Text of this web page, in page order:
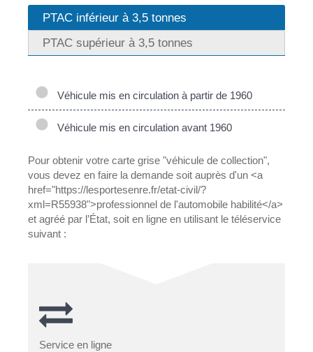
PTAC inférieur à 3,5 tonnes
PTAC supérieur à 3,5 tonnes
Véhicule mis en circulation à partir de 1960
Véhicule mis en circulation avant 1960
Pour obtenir votre carte grise "véhicule de collection",
vous devez en faire la demande soit auprès d'un <a
href="https://lesportesenre.fr/etat-civil/?
xml=R55938">professionnel de l'automobile habilité</a>
et agréé par l’État, soit en ligne en utilisant le téléservice
suivant :
Service en ligne